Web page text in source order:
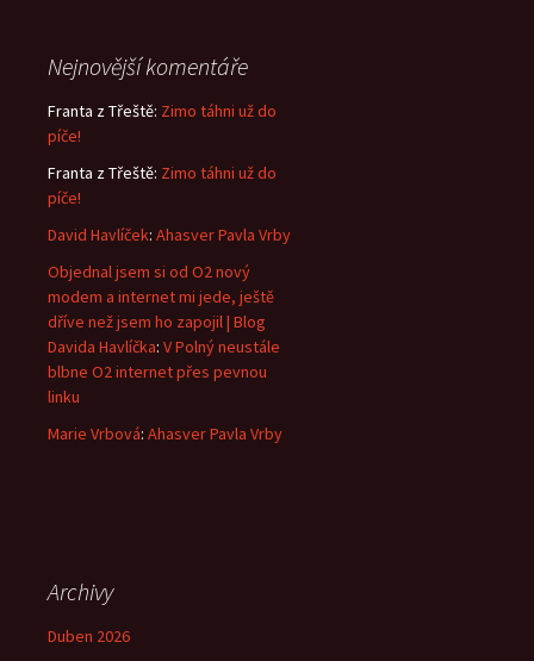
Nejnovější komentáře
Franta z Třeště: Zimo táhni už do
píče!
Franta z Třeště: Zimo táhni už do
píče!
David Havlíček: Ahasver Pavla Vrby
Objednal jsem si od O2 nový
modem a internet mi jede, ještě
dříve než jsem ho zapojil | Blog
Davida Havlíčka: V Polný neustále
blbne O2 internet přes pevnou
linku
Marie Vrbová: Ahasver Pavla Vrby
Archivy
Duben 2026